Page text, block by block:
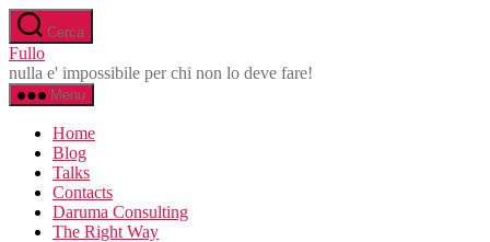
Salta
al
contenuto
Cerca
Fullo
nulla e' impossibile per chi non lo deve fare!
Menu
Home
Blog
Talks
Contacts
Daruma Consulting
The Right Way